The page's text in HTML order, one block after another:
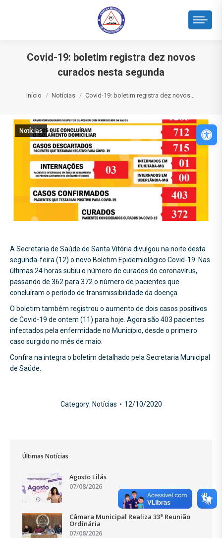
Covid-19: boletim registra dez novos
curados nesta segunda
Início Notícias Covid-19: boletim registra dez novos…
Notícias
A Secretaria de Saúde de Santa Vitória divulgou na noite desta
segunda-feira (12) o novo Boletim Epidemiológico Covid-19. Nas
últimas 24 horas subiu o número de curados do coronavírus,
passando de 362 para 372 o número de pacientes que
concluíram o período de transmissibilidade da doença.
O boletim também registrou o aumento de dois casos positivos
de Covid-19 de ontem (11) para hoje. Agora são 403 pacientes
infectados pela enfermidade no Município, desde o primeiro
caso surgido no mês de maio.
Confira na íntegra o boletim detalhado pela Secretaria Municipal
de Saúde.
Category: Notícias 12/10/2020
Últimas Notícias
Agosto Lilás
07/08/2026
Câmara Municipal Realiza 33ª Reunião
Ordinária
07/08/2026